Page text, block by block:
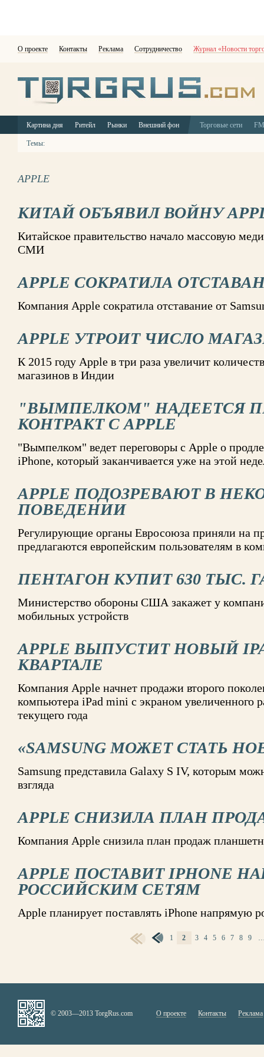
О проекте Контакты Реклама Сотрудничество Журнал «Новости
Картина дня Ритейл Рынки Внешний фон Торговые сети
Темы:
APPLE
КИТАЙ ОБЪЯВИЛ ВОЙНУ
Китайское правительство начало массовую
СМИ
APPLE СОКРАТИЛА
Компания Apple сократила отставание от
APPLE УТРОИТ ЧИСЛО
К 2015 году Apple в три раза увеличит
магазинов в Индии
"ВЫМПЕЛКОМ" НАДЕЕТСЯ
КОНТРАКТ С APPLE
"Вымпелком" ведет переговоры с Apple о
iPhone, который заканчивается уже на этой
APPLE ПОДОЗРЕВАЮТ В
ПОВЕДЕНИИ
Регулирующие органы Евросоюза приняли на
предлагаются европейским пользователям в
ПЕНТАГОН КУПИТ 630 ТЫС.
Министерство обороны США закажет у
мобильных устройств
APPLE ВЫПУСТИТ НОВЫЙ
КВАРТАЛЕ
Компания Apple начнет продажи второго
компьютера iPad mini с экраном увеличенного
текущего года
«SAMSUNG МОЖЕТ СТАТЬ
Samsung представила Galaxy S IV, которым
взгляда
APPLE СНИЗИЛА ПЛАН
Компания Apple снизила план продаж
APPLE ПОСТАВИТ IPHONE
РОССИЙСКИМ СЕТЯМ
Apple планирует поставлять iPhone напрямую
1 2 3 4 5 6 7 8 9
© 2003—2013 TorgRus.com О проекте Контакты Реклама